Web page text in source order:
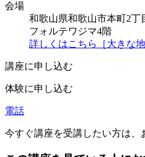
会場
和歌山県和歌山市本町2丁
フォルテワジマ4階
詳しくはこちら［大きな地
講座に申し込む
体験に申し込む
電話
今すぐ講座を受講したい方は、